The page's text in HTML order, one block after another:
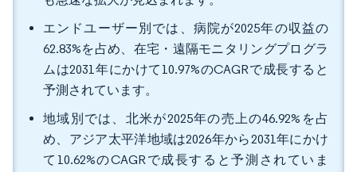
エンドユーザー別では、病院が2025年の収益の
62.83%を占め、在宅・遠隔モニタリングプログラ
ムは2031年にかけて10.97%のCAGRで成長すると
予測されています。
地域別では、北米が2025年の売上の46.92%を占
め、アジア太平洋地域は2026年から2031年にかけ
て10.62%のCAGRで成長すると予測されていま